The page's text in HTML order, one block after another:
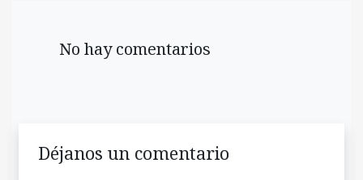
No hay comentarios
Déjanos un comentario